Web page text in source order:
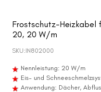
Frostschutz-Heizkabel
20, 20 W/m
SKU:IN802000
Nennleistung: 20 W/m
Eis- und
Anwendung: Dächer,